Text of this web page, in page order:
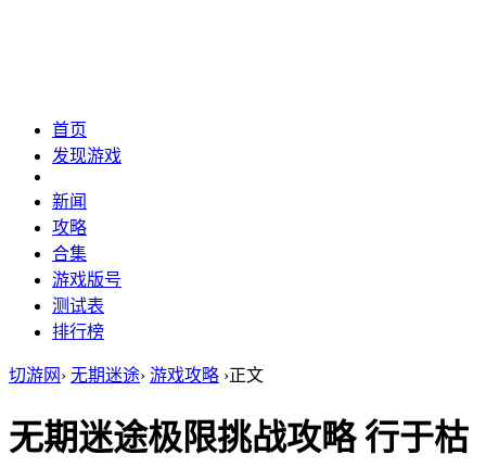
首页
发现游戏
新闻
攻略
合集
游戏版号
测试表
排行榜
切游网 › 无期迷途› 游戏攻略 ›正文
无期迷途极限挑战攻略 行于枯